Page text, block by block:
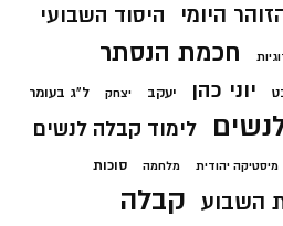
היומי היסוד השבועי
חכמת הנסתר
יוני כהן יעקב יצחק ל"ג בעומר
לימוד קבלה לנשים
מיסטיקה יהודית מלחמה סוכות
השבוע קבלה